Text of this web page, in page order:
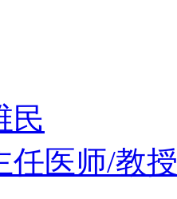
民
任医师/教授